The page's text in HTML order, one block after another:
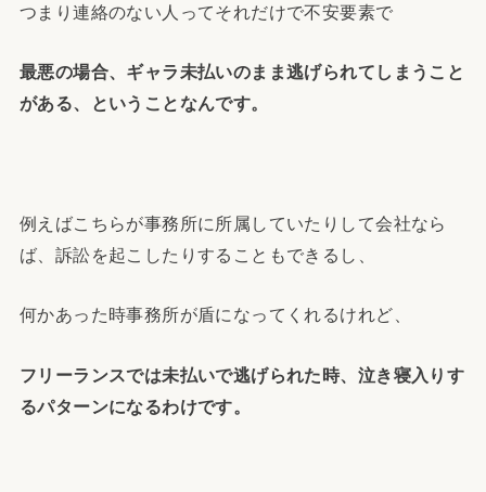
つまり連絡のない人ってそれだけで不安要素で
最悪の場合、ギャラ未払いのまま逃げられてしまうこと
がある、ということなんです。
例えばこちらが事務所に所属していたりして会社なら
ば、訴訟を起こしたりすることもできるし、
何かあった時事務所が盾になってくれるけれど、
フリーランスでは未払いで逃げられた時、泣き寝入りす
るパターンになるわけです。